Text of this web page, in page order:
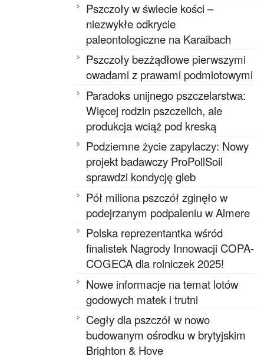
Pszczoły w świecie kości –
niezwykłe odkrycie
paleontologiczne na Karaibach
Pszczoły bezżądłowe pierwszymi
owadami z prawami podmiotowymi
Paradoks unijnego pszczelarstwa:
Więcej rodzin pszczelich, ale
produkcja wciąż pod kreską
Podziemne życie zapylaczy: Nowy
projekt badawczy ProPollSoil
sprawdzi kondycję gleb
Pół miliona pszczół zginęło w
podejrzanym podpaleniu w Almere
Polska reprezentantka wśród
finalistek Nagrody Innowacji COPA-
COGECA dla rolniczek 2025!
Nowe informacje na temat lotów
godowych matek i trutni
Cegły dla pszczół w nowo
budowanym ośrodku w brytyjskim
Brighton & Hove